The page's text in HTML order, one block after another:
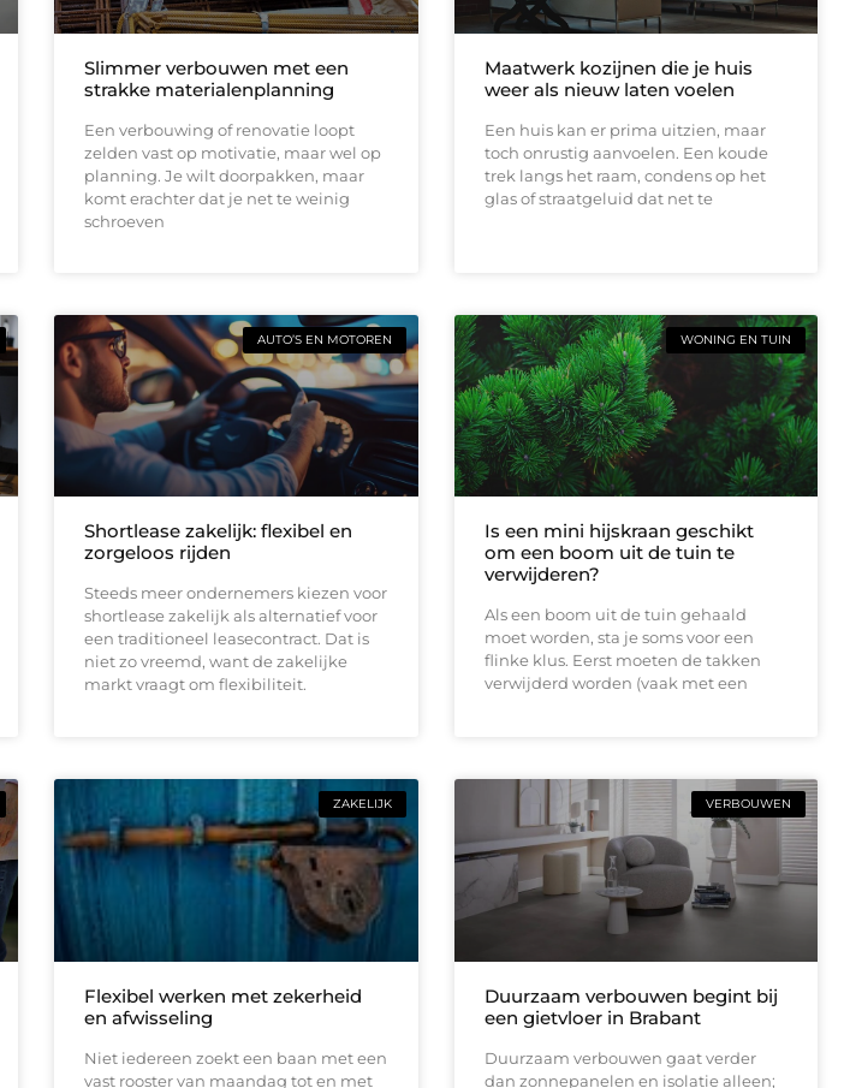
Slimmer verbouwen met een
strakke materialenplanning
Een verbouwing of renovatie loopt
zelden vast op motivatie, maar wel op
planning. Je wilt doorpakken, maar
komt erachter dat je net te weinig
schroeven
Maatwerk kozijnen die je huis
weer als nieuw laten voelen
Een huis kan er prima uitzien, maar
toch onrustig aanvoelen. Een koude
trek langs het raam, condens op het
glas of straatgeluid dat net te
AUTO’S EN MOTOREN
Shortlease zakelijk: flexibel en
zorgeloos rijden
Steeds meer ondernemers kiezen voor
shortlease zakelijk als alternatief voor
een traditioneel leasecontract. Dat is
niet zo vreemd, want de zakelijke
markt vraagt om flexibiliteit.
WONING EN TUIN
Is een mini hijskraan geschikt
om een boom uit de tuin te
verwijderen?
Als een boom uit de tuin gehaald
moet worden, sta je soms voor een
flinke klus. Eerst moeten de takken
verwijderd worden (vaak met een
ZAKELIJK
Flexibel werken met zekerheid
en afwisseling
Niet iedereen zoekt een baan met een
vast rooster van maandag tot en met
VERBOUWEN
Duurzaam verbouwen begint bij
een gietvloer in Brabant
Duurzaam verbouwen gaat verder
dan zonnepanelen en isolatie alleen;